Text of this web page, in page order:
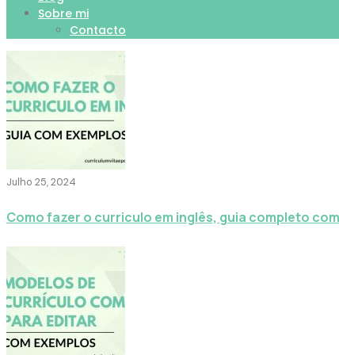
Sobre mi
Contacto
Julho 25, 2024
Como fazer o curriculo em inglês, guia completo